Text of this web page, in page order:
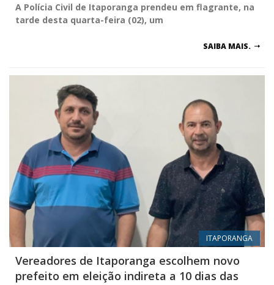
A Polícia Civil de Itaporanga prendeu em flagrante, na
tarde desta quarta-feira (02), um
SAIBA MAIS.
ITAPORANGA
Vereadores de Itaporanga escolhem novo
prefeito em eleição indireta a 10 dias das